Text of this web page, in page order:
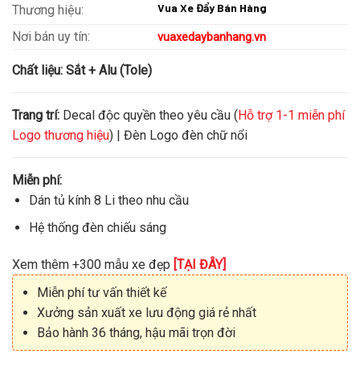
Thương hiệu:
Vua Xe Đẩy Bán Hàng
Nơi bán uy tín: vuaxedaybanhang.vn
Chất liệu: Sắt + Alu (Tole)
Trang trí: Decal độc quyền theo yêu cầu (Hỗ trợ 1-1 miễn phí
Logo thương hiệu) | Đèn Logo đèn chữ nổi
Miễn phí:
Dán tủ kính 8 Li theo nhu cầu
Hệ thống đèn chiếu sáng
Xem thêm +300 mẫu xe đẹp [TẠI ĐÂY]
Miễn phí tư vấn thiết kế
Xưởng sản xuất xe lưu động giá rẻ nhất
Bảo hành 36 tháng, hậu mãi trọn đời